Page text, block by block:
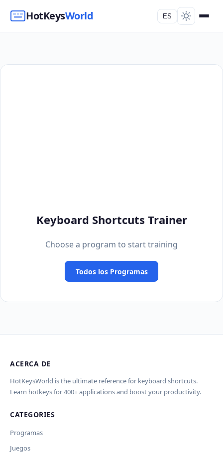
HotKeysWorld ES
Keyboard Shortcuts Trainer
Choose a program to start training
Todos los Programas
ACERCA DE
HotKeysWorld is the ultimate reference for keyboard shortcuts.
Learn hotkeys for 400+ applications and boost your productivity.
CATEGORIES
Programas
Juegos